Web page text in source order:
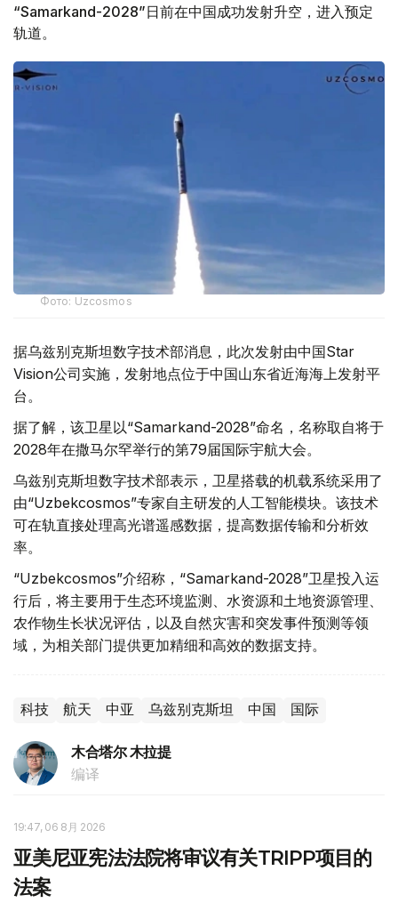
“Samarkand-2028”日前在中国成功发射升空，进入预定
轨道。
Фото: Uzcosmos
据乌兹别克斯坦数字技术部消息，此次发射由中国Star
Vision公司实施，发射地点位于中国山东省近海海上发射平
台。
据了解，该卫星以“Samarkand-2028”命名，名称取自将于
2028年在撒马尔罕举行的第79届国际宇航大会。
乌兹别克斯坦数字技术部表示，卫星搭载的机载系统采用了
由“Uzbekcosmos”专家自主研发的人工智能模块。该技术
可在轨直接处理高光谱遥感数据，提高数据传输和分析效
率。
“Uzbekcosmos”介绍称，“Samarkand-2028”卫星投入运
行后，将主要用于生态环境监测、水资源和土地资源管理、
农作物生长状况评估，以及自然灾害和突发事件预测等领
域，为相关部门提供更加精细和高效的数据支持。
科技 航天 中亚 乌兹别克斯坦 中国 国际
木合塔尔 木拉提
编译
19:47, 06 8月 2026
亚美尼亚宪法法院将审议有关TRIPP项目的
法案